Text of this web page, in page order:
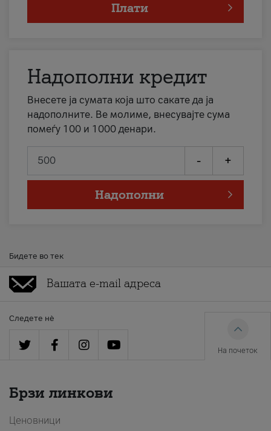
Плати
Надополни кредит
Внесете ја сумата која што сакате да ја
надополните. Ве молиме, внесувајте сума
помеѓу 100 и 1000 денари.
- +
Надополни
Бидете во тек
Следете нè
На почеток
Брзи линкови
Ценовници